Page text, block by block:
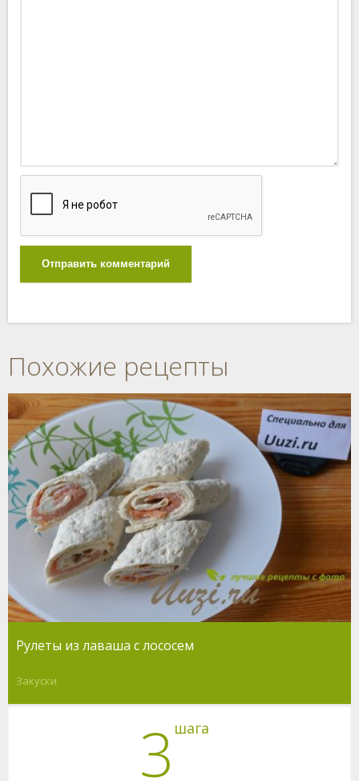
Отправить комментарий
Похожие рецепты
Рулеты из лаваша с лососем
Закуски
3 шага